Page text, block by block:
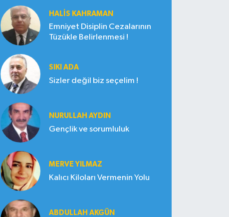
HALIS KAHRAMAN
Emniyet Disiplin Cezalarının
Tüzükle Belirlenmesi !
SIKI ADA
Sizler değil biz seçelim !
NURULLAH AYDIN
Gençlik ve sorumluluk
MERVE YILMAZ
Kalıcı Kiloları Vermenin Yolu
ABDULLAH AKGÜN